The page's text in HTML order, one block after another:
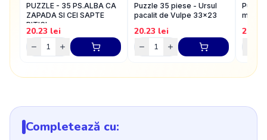
PUZZLE - 35 PS.ALBA CA
ZAPADA SI CEI SAPTE
PITICI
20.23 lei
Puzzle 35 piese - Ursul
pacalit de Vulpe 33x23
20.23 lei 25.42
Completează cu: